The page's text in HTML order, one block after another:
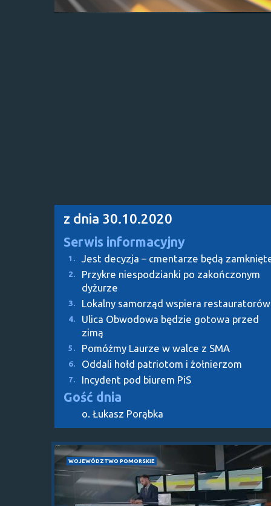
z dnia 30.10.2020
Serwis informacyjny
1. Jest decyzja – cmentarze będą
2.
Przykre niespodzianki po zakończonym
dyżurze
3. Lokalny samorząd wspiera restauratorów
4.
Ulica Obwodowa będzie gotowa przed
zimą
5. Pomóżmy Laurze w walce z SMA
6. Oddali hołd patriotom i żołnierzom
7. Incydent pod biurem PiS
Gość dnia
o. Łukasz Porąbka
WOJEWÓDZTWO POMORSKIE